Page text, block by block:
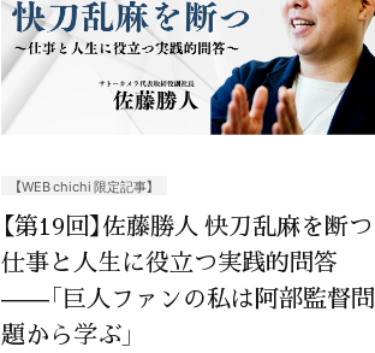
【WEB chichi 限定記事】
【第19回】佐藤勝人 快刀乱麻を断つ
仕事と人生に役立つ実践的問答
——「巨人ファンの私は阿部監督問
題から学ぶ」